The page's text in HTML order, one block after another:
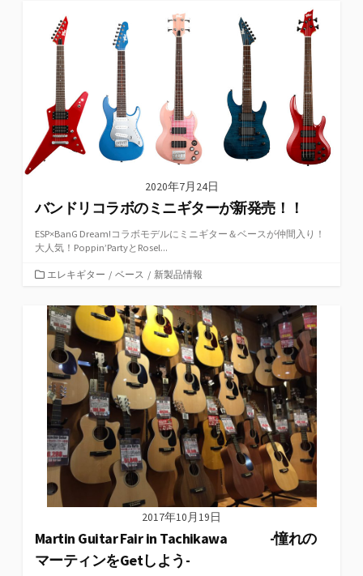
2020年7月24日
バンドリコラボのミニギターが新発売！！
ESP×BanG Dream!コラボモデルにミニギター＆ベースが仲間入り！
大人気！Poppin’PartyとRosel...
カ
ゴ
リ
ー
エレキギター / ベース / 新製品情報
2017年10月19日
Martin Guitar Fair in Tachikawa -憧れの
マーティンをGetしよう-